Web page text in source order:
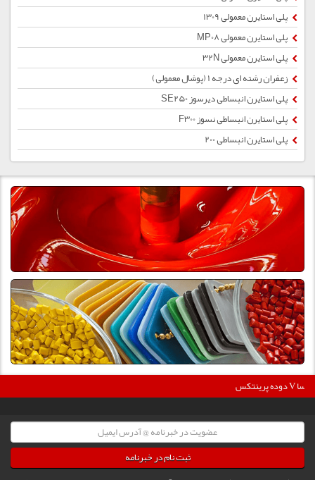
پلی استایرن معمولی 1309
پلی استایرن معمولی MP08
پلی استایرن معمولی 32N
زعفران رشته ای درجه 1 (پوشال معمولی)
پلی استایرن انبساطی دیرسوز SE250
پلی استایرن انبساطی نسوز F300
پلی استایرن انبساطی 200
دوده پرینتکس V دگوسا :
ثبت نام در خبرنامه